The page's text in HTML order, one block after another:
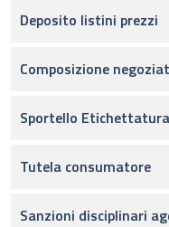
Deposito listini prezzi
Composizione
Sportello
Tutela consumatore
Sanzioni disciplinari